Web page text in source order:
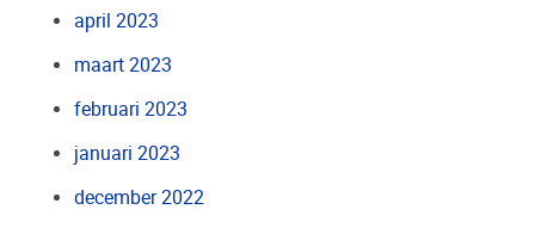
april 2023
maart 2023
februari 2023
januari 2023
december 2022